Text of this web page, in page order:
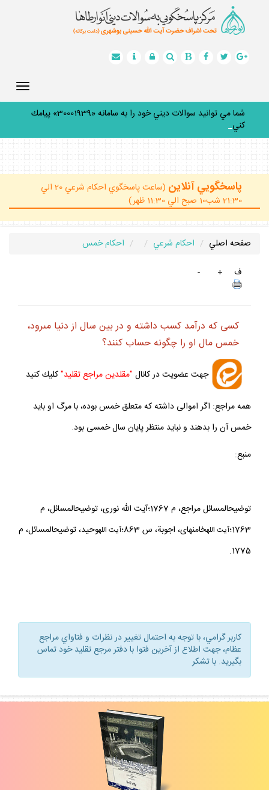
شما مي توانيد سوالات ديني خود را به سامانه «30001939» پيامك
كنيد._
پاسخگويي آنلاين
(ساعت پاسخگوي احكام شرعي 20 الي
21:30 شب10 صبح الي 11:30 ظهر)
صفحه اصلي احكام شرعي
احكام خمس
ف
+
-
كسى كه درآمد كسب داشته و در بين سال از دنيا مى‏رود،
خمس مال او را چگونه حساب كنند؟
جهت عضويت در كانال "مقلدين مراجع تقليد"كليك كنيد
همه مراجع: اگر اموالى داشته كه متعلق خمس بوده، با مرگ او بايد
خمس آن را بدهند و نبايد منتظر پايان سال خمسى بود.
منبع:
توضيح‏المسائل مراجع، م 1767؛آيت الله نورى، توضيح‏المسائل، م
1763؛ آيت اللهخامنه‏اى، اجوبة، س 863؛ آيت اللهوحيد، توضيح‏المسائل، م
1775.
كاربر گرامي، با توجه به احتمال تغيير در نظرات و فتاواي مراجع
عظام، جهت اطلاع از آخرين فتوا با دفتر مرجع تقليد خود تماس
بگيريد. با تشكر